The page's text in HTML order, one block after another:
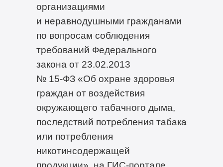
организациями
и неравнодушными гражданами
по вопросам соблюдения
требований Федерального
закона от 23.02.2013
№ 15-ФЗ«Об охране здоровья
граждан от воздействия
окружающего табачного дыма,
последствий потребления табака
или потребления
никотинсодержащей
продукции». на ГИС-портале